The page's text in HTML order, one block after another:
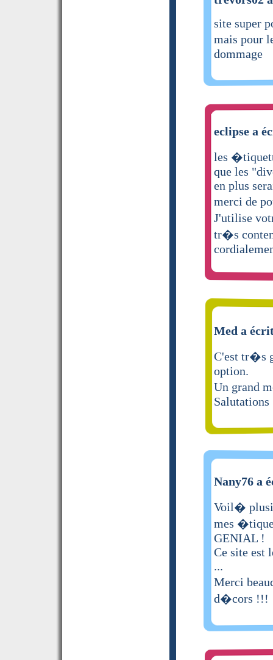
site super
mais pour
dommage
eclipse a
les
que les
en plus
merci de
J'utilise
tr�s
Med a
C'est tr�s
option.
Un grand
Salutations
Nany76 a
Voil�
mes
GENIAL !
Ce site est
...
Merci
d�cors !!!